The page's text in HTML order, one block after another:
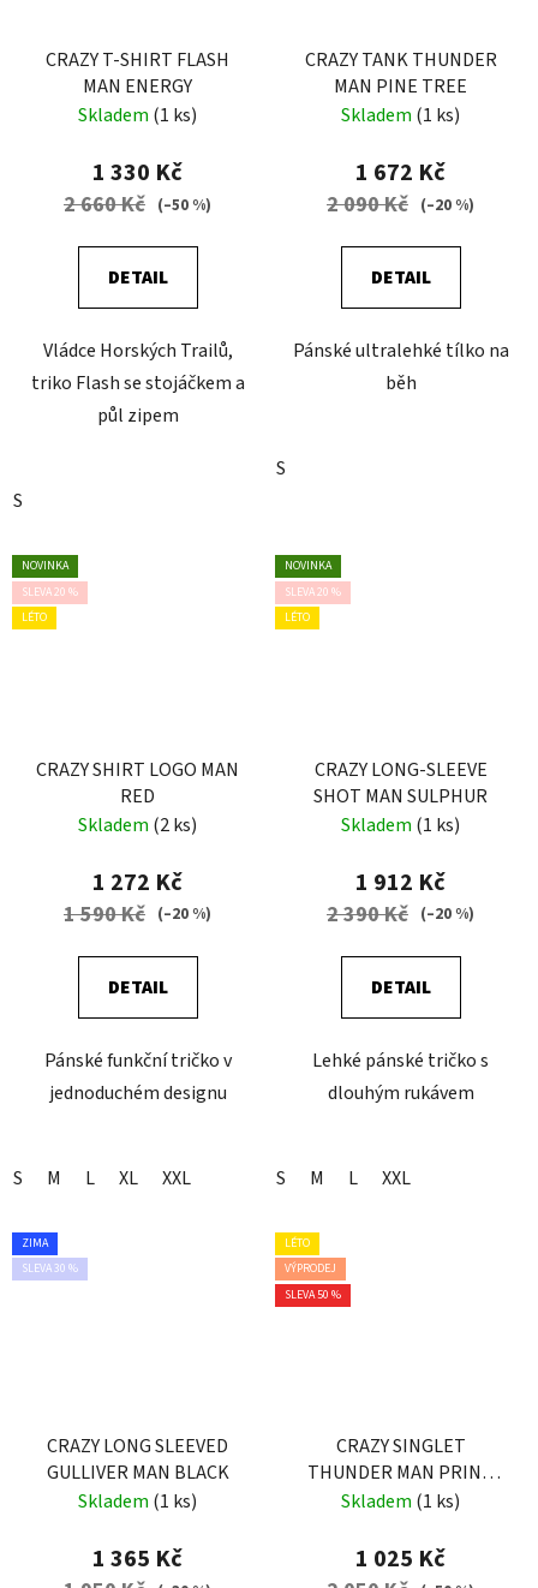
CRAZY T-SHIRT FLASH
MAN ENERGY
Skladem (1 ks)
1 330 Kč
2 660 Kč (–50 %)
DETAIL
Vládce Horských Trailů,
triko Flash se stojáčkem a
půl zipem
S
CRAZY TANK THUNDER
MAN PINE TREE
Skladem (1 ks)
1 672 Kč
2 090 Kč (–20 %)
DETAIL
Pánské ultralehké tílko na
běh
S
NOVINKA
SLEVA 20 %
LÉTO
CRAZY SHIRT LOGO MAN
RED
Skladem (2 ks)
1 272 Kč
1 590 Kč (–20 %)
DETAIL
Pánské funkční tričko v
jednoduchém designu
S M L XL XXL
NOVINKA
SLEVA 20 %
LÉTO
CRAZY LONG-SLEEVE
SHOT MAN SULPHUR
Skladem (1 ks)
1 912 Kč
2 390 Kč (–20 %)
DETAIL
Lehké pánské tričko s
dlouhým rukávem
S M L XXL
ZIMA
SLEVA 30 %
CRAZY LONG SLEEVED
GULLIVER MAN BLACK
Skladem (1 ks)
1 365 Kč
LÉTO
VÝPRODEJ
SLEVA 50 %
CRAZY SINGLET
THUNDER MAN PRINT
BLUETTE SCOTTISH
Skladem (1 ks)
1 025 Kč